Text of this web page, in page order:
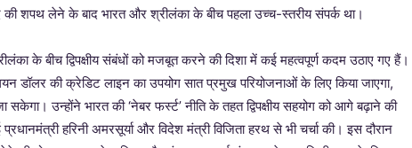
की शपथ लेने के बाद भारत और श्रीलंका के बीच पहला उच्च-स्तरीय संपर्क था।
के बीच द्विपक्षीय संबंधों को मजबूत करने की दिशा में कई महत्वपूर्ण कदम उठाए गए हैं।
की क्रेडिट लाइन का उपयोग सात प्रमुख परियोजनाओं के लिए किया जाएगा,
उन्होंने भारत की ‘नेबर फर्स्ट’ नीति के तहत द्विपक्षीय सहयोग को आगे बढ़ाने की
हरिनी अमरसूर्या और विदेश मंत्री विजिता हरथ से भी चर्चा की। इस दौरान